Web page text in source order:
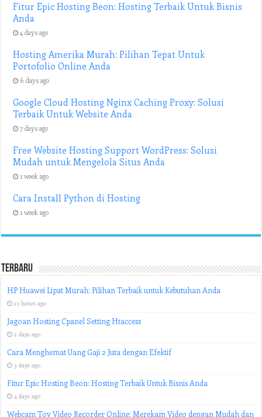
Fitur Epic Hosting Beon: Hosting Terbaik Untuk Bisnis
Anda
4 days ago
Hosting Amerika Murah: Pilihan Tepat Untuk
Portofolio Online Anda
6 days ago
Google Cloud Hosting Nginx Caching Proxy: Solusi
Terbaik Untuk Website Anda
7 days ago
Free Website Hosting Support WordPress: Solusi
Mudah untuk Mengelola Situs Anda
1 week ago
Cara Install Python di Hosting
1 week ago
Terbaru
HP Huawei Lipat Murah: Pilihan Terbaik untuk Kebutuhan Anda
21 hours ago
Jagoan Hosting Cpanel Setting Htaccess
2 days ago
Cara Menghemat Uang Gaji 2 Juta dengan Efektif
3 days ago
Fitur Epic Hosting Beon: Hosting Terbaik Untuk Bisnis Anda
4 days ago
Webcam Toy Video Recorder Online: Merekam Video dengan Mudah dan